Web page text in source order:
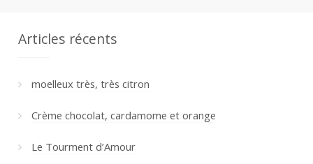
Articles récents
moelleux très, très citron
Crème chocolat, cardamome et orange
Le Tourment d’Amour